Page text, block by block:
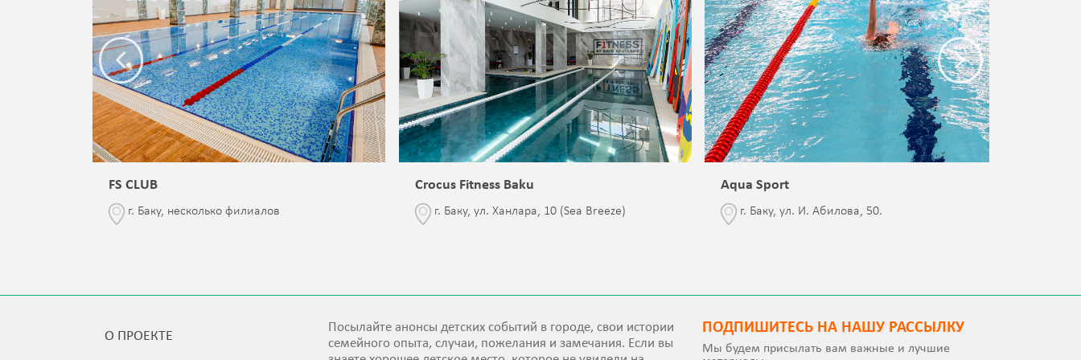
FS CLUB
г. Баку, несколько филиалов
Crocus Fitness Baku
г. Баку, ул. Ханлара, 10 (Sea Breeze)
Aqua Sport
г. Баку, ул. И. Абилова, 50.
О ПРОЕКТЕ
Посылайте анонсы детских событий в городе, свои истории
семейного опыта, случаи, пожелания и замечания. Если вы
ПОДПИШИТEСЬ НА НАШУ РАССЫЛКУ
Мы будем присылать вам важные и лучшие